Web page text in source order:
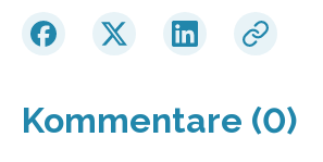
Kommentare (0)